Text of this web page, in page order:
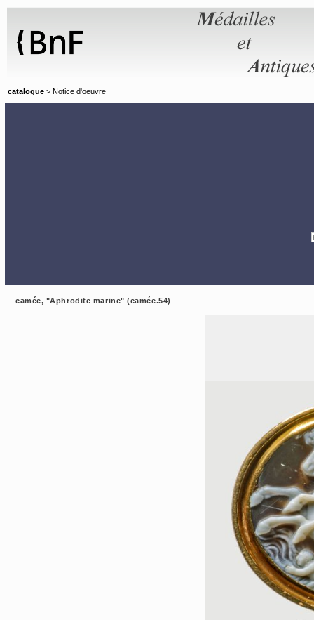
catalogue > Notice d'oeuvre
camée, "Aphrodite marine" (camée.54)